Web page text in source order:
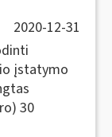
2020-12-31
įstatymo
30